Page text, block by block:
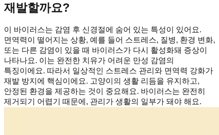
재발할까요?
이 바이러스는 감염 후 신경절에 숨어 있는 특성이 있어요.
면역력이 떨어지는 상황, 예를 들어 스트레스, 질병, 환경 변화,
또는 다른 감염이 있을 때 바이러스가 다시 활성화돼 증상이
나타나요. 이는 완전한 치유가 어려운 만성 감염의
특징이에요. 따라서 일상적인 스트레스 관리와 면역력 강화가
재발 방지에 핵심이에요. 고양이의 생활 리듬을 유지하고,
안정된 환경을 제공하는 것이 중요해요. 바이러스는 완전히
제거되기 어렵기 때문에, 관리가 생활의 일부가 돼야 해요.